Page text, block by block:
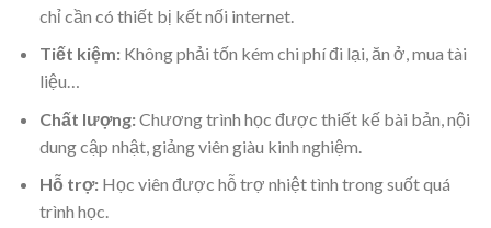
chỉ cần có thiết bị kết nối internet.
Tiết kiệm:Không phải tốn kém chi phí đi lại, ăn ở, mua tài
liệu…
Chất lượng:Chương trình học được thiết kế bài bản, nội
dung cập nhật, giảng viên giàu kinh nghiệm.
Hỗ trợ:Học viên được hỗ trợ nhiệt tình trong suốt quá
trình học.